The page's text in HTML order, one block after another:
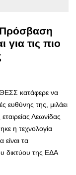
για τις πιο
κατάφερε να
ευθύνης της, μιλάει
Λεωνίδας
η τεχνολογία
είναι τα
δικτύου της ΕΔΑ